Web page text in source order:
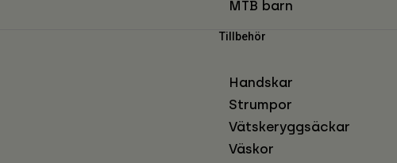
MTB barn
Tillbehör
Handskar
Strumpor
Vätskeryggsäckar
Väskor